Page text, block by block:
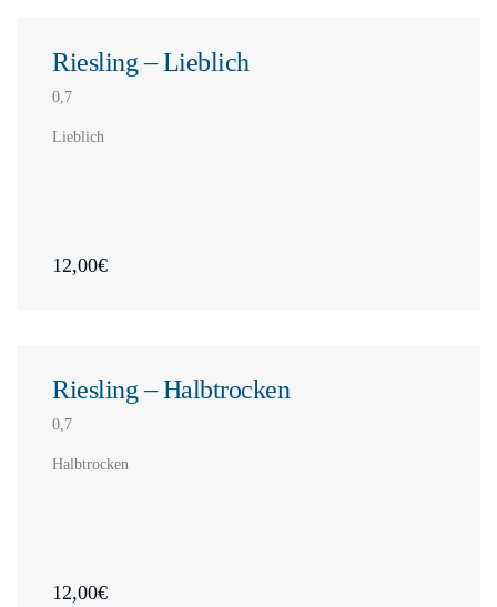
Riesling – Lieblich
0,7
Lieblich
12,00€
Riesling – Halbtrocken
0,7
Halbtrocken
12,00€